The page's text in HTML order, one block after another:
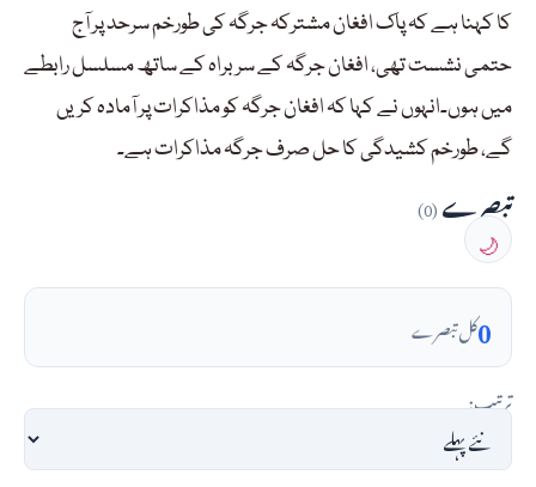
کا کہنا ہے کہ پاک افغان مشترکہ جرگہ کی طورخم سرحد پر آج
حتمی نشست تھی، افغان جرگہ کے سربراہ کے ساتھ مسلسل رابطے
میں ہوں۔انہوں نے کہا کہ افغان جرگہ کو مذاکرات پر آمادہ کریں
گے، طورخم کشیدگی کا حل صرف جرگہ مذاکرات ہے۔
تبصرے(0)
🌙
0کل تبصرے
ترتیب: